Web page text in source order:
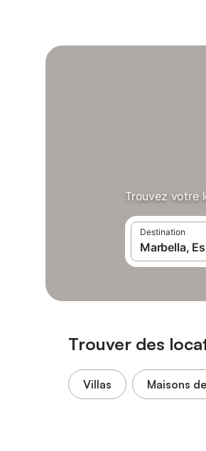
Trouvez votre
Destination
Trouver des
Villas Maisons